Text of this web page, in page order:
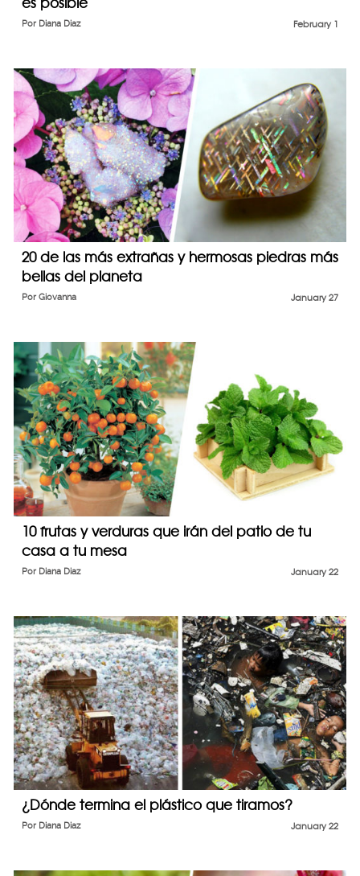
February 1
Por Diana Diaz
20 de las más extrañas y hermosas piedras más
bellas del planeta
January 27
Por Giovanna
10 frutas y verduras que irán del patio de tu
casa a tu mesa
January 22
Por Diana Diaz
¿Dónde termina el plástico que tiramos?
January 22
Por Diana Diaz